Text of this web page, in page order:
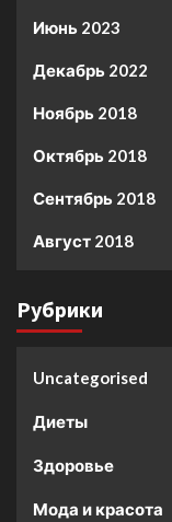
Июнь 2023
Декабрь 2022
Ноябрь 2018
Октябрь 2018
Сентябрь 2018
Август 2018
Рубрики
Uncategorised
Диеты
Здоровье
Мода и красота